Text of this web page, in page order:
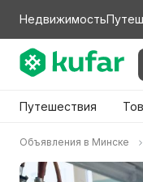
Недвижимость
Путешествия
Объявления в Минске